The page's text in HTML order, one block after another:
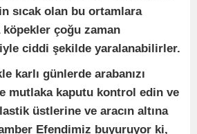
sıcak olan bu ortamlara
köpekler çoğu zaman
ciddi şekilde yaralanabilirler.
karlı günlerde arabanızı
mutlaka kaputu kontrol edin ve
üstlerine ve aracın altına
Efendimiz buyuruyor ki,